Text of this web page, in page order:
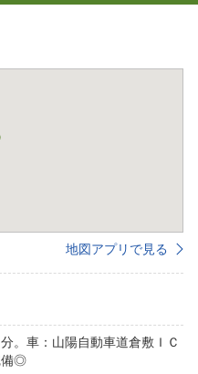
地図アプリで見る
。車：山陽自動車道倉敷ＩＣ
備◎